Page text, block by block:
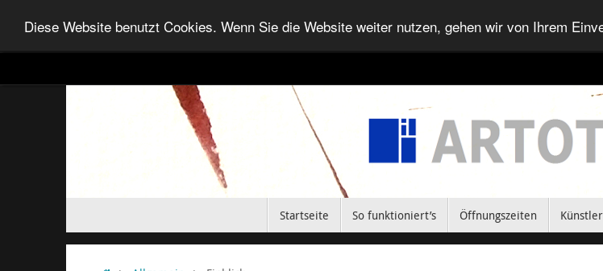
Diese Website benutzt Cookies. Wenn Sie die Website weiter nutzen, gehen wir von Ihrem
Startseite So funktioniert’s Öffnungszeiten Künstler